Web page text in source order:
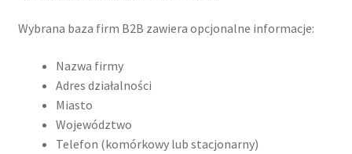
Wybrana baza firm B2B zawiera opcjonalne informacje:
Nazwa firmy
Adres działalności
Miasto
Województwo
Telefon (komórkowy lub stacjonarny)